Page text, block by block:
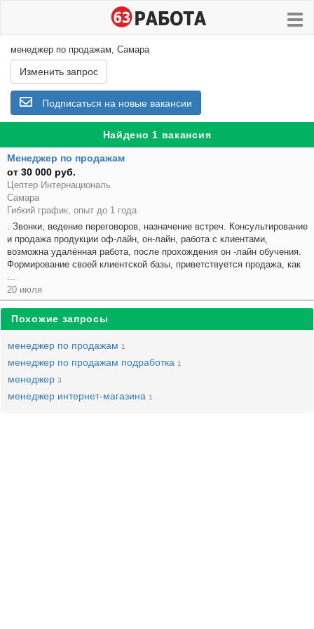
менеджер по продажам, Самара
Изменить запрос
Подписаться на новые вакансии
Найдено 1 вакансия
Менеджер по продажам
от 30 000 руб.
Цептер Интернациональ
Самара
Гибкий график, опыт до 1 года
. Звонки, ведение переговоров, назначение встреч. Консультирование
и продажа продукции оф-лайн, он-лайн, работа с клиентами,
возможна удалённая работа, после прохождения он -лайн обучения.
Формирование своей клиентской базы, приветствуется продажа, как
...
20 июля
Похожие запросы
менеджер по продажам 1
менеджер по продажам подработка 1
менеджер 3
менеджер интернет-магазина 1